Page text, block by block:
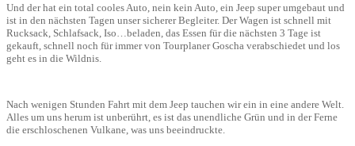
Und der hat ein total cooles Auto, nein kein Auto, ein Jeep super umgebaut und
ist in den nächsten Tagen unser sicherer Begleiter. Der Wagen ist schnell mit
Rucksack, Schlafsack, Iso…beladen, das Essen für die nächsten 3 Tage ist
gekauft, schnell noch für immer von Tourplaner Goscha verabschiedet und los
geht es in die Wildnis.
Nach wenigen Stunden Fahrt mit dem Jeep tauchen wir ein in eine andere Welt.
Alles um uns herum ist unberührt, es ist das unendliche Grün und in der Ferne
die erschloschenen Vulkane, was uns beeindruckte.